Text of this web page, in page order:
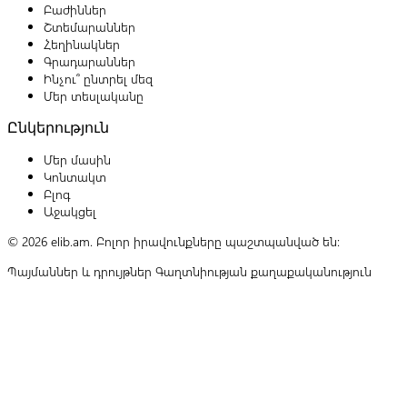
Բաժիններ
Շտեմարաններ
Հեղինակներ
Գրադարաններ
Ինչու՞ ընտրել մեզ
Մեր տեսլականը
Ընկերություն
Մեր մասին
Կոնտակտ
Բլոգ
Աջակցել
© 2026 elib.am. Բոլոր իրավունքները պաշտպանված են:
Պայմաններ և դրույթներ Գաղտնիության քաղաքականություն